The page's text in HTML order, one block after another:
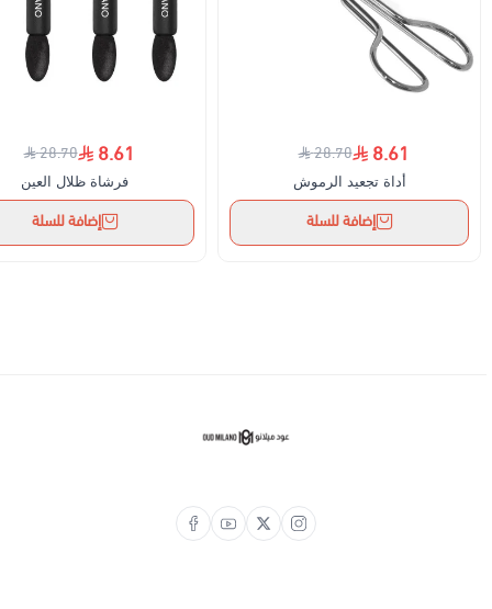
8.61
28.70
أداة تجعيد الرموش
إضافة للسلة
8.61
28.70
فرشاة ظلال العين
إضافة للسلة